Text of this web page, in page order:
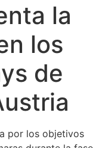
la
los
de
por los objetivos